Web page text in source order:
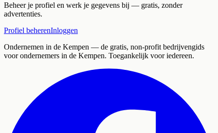
Beheer je profiel en werk je gegevens bij — gratis, zonder
advertenties.
Profiel beherenInloggen
Ondernemen in de Kempen — de gratis, non-profit bedrijvengids
voor ondernemers in de Kempen. Toegankelijk voor iedereen.